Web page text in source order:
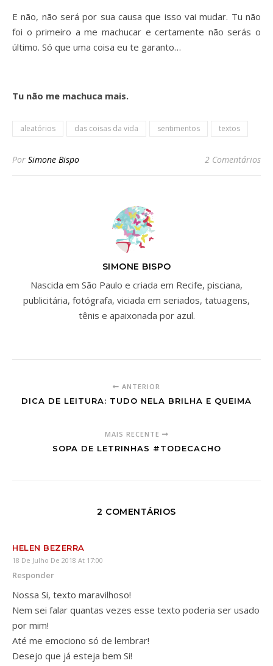
E não, não será por sua causa que isso vai mudar. Tu não
foi o primeiro a me machucar e certamente não serás o
último. Só que uma coisa eu te garanto…
Tu não me machuca mais.
aleatórios das coisas da vida sentimentos textos
Por Simone Bispo 2 Comentários
SIMONE BISPO
Nascida em São Paulo e criada em Recife, pisciana,
publicitária, fotógrafa, viciada em seriados, tatuagens,
tênis e apaixonada por azul.
ANTERIOR
DICA DE LEITURA: TUDO NELA BRILHA E QUEIMA
MAIS RECENTE
SOPA DE LETRINHAS #TODECACHO
2 COMENTÁRIOS
HELEN BEZERRA
18 De Julho De 2018 At 17:00
Responder
Nossa Si, texto maravilhoso!
Nem sei falar quantas vezes esse texto poderia ser usado
por mim!
Até me emociono só de lembrar!
Desejo que já esteja bem Si!